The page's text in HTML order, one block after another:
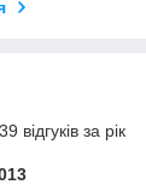
відгуків за рік